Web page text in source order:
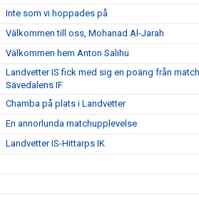
Inte som vi hoppades på
Välkommen till oss, Mohanad Al-Jarah
Välkommen hem Anton Salihu
Landvetter IS fick med sig en poäng från
Sävedalens IF
Chamba på plats i Landvetter
En annorlunda matchupplevelse
Landvetter IS-Hittarps IK